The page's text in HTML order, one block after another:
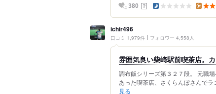
380 ？
ichir496
口コミ 1,979件 フォロワー 4,558人
雰囲気良い柴崎駅前喫茶店。カ
調布飯シリーズ第３２７段。 元職
あった喫茶店、さくらんぼさんで
見る